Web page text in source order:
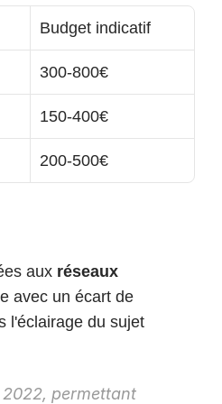
Budget indicatif
300-800€
150-400€
200-500€
aux réseaux
avec un écart de
l'éclairage du sujet
permettant